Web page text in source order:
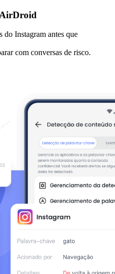
do Instagram antes que
com conversas de risco.